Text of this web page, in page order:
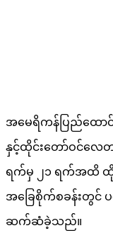
အမေရိကန်ပြည်ထော
နှင့်ထိုင်းတော်ဝင်လေ
ရက်မှ ၂၁ ရက်အထိ ထိုင်
အခြေစိုက်စခန်းတွ
ဆက်ဆံခဲ့သည်။